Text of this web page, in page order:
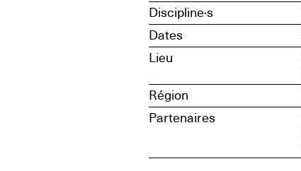
Discipline·s
Dates
Lieu
Région
Partenaires